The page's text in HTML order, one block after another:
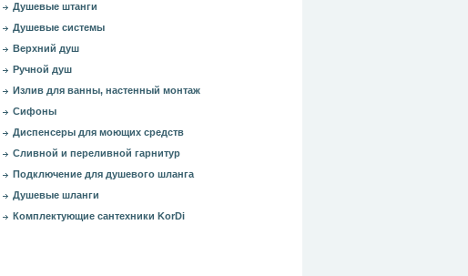
Душевые штанги
Душевые системы
Верхний душ
Ручной душ
Излив для ванны, настенный монтаж
Сифоны
Диспенсеры для моющих средств
Сливной и переливной гарнитур
Подключение для душевого шланга
Душевые шланги
Комплектующие сантехники KorDi